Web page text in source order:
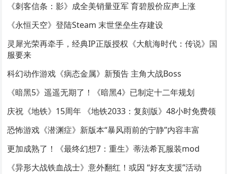
《刺客信条：影》成全美销量亚军 育碧股价应声上涨
《永恒天空》登陆Steam 末世堡垒生存建设
灵犀光荣再牵手，经典IP正版授权《大航海时代：传说》国
服要来
科幻动作游戏《病态金属》新预告 主角大战Boss
《暗黑5》遥遥无期了！《暗黑4》已制定十二年规划
庆祝《地铁》15周年 《地铁2033：复刻版》48小时免费领
恐怖游戏《潜渊症》新版本“暴风雨前的宁静”内容丰富
更加成熟了！《最终幻想7：重生》蒂法希瓦服装mod
《异形大战铁血战士》意外翻红！或因 “好友支援”活动